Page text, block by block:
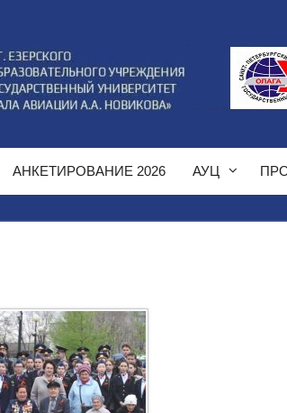
АНКЕТИРОВАНИЕ 2026 АУЦ